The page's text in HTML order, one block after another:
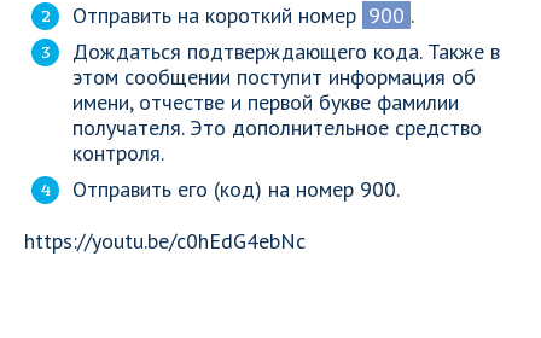
Отправить на короткий номер 900 .
Дождаться подтверждающего кода. Также в
этом сообщении поступит информация об
имени, отчестве и первой букве фамилии
получателя. Это дополнительное средство
контроля.
Отправить его (код) на номер 900.
https://youtu.be/c0hEdG4ebNc